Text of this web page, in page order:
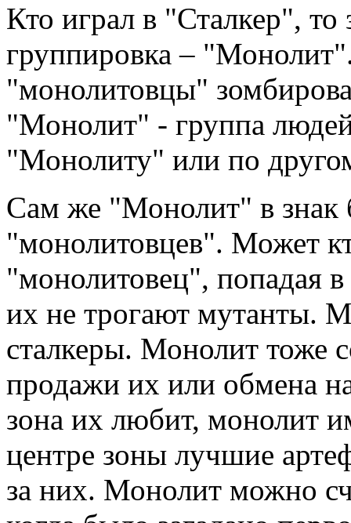
Кто играл в "Сталкер", то
группировка –
"монолитовцы"
"Монолит" - группа
"Монолиту" или по
Сам же "Монолит" в знак
"монолитовцев". Может
"монолитовец", попадая
их не трогают мутанты.
сталкеры. Монолит тоже
продажи их или обмена
зона их любит, монолит
центре зоны лучшие
за них. Монолит можно